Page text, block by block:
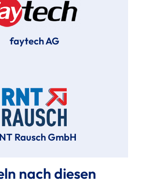
faytech AG
Rausch GmbH
nach diesen